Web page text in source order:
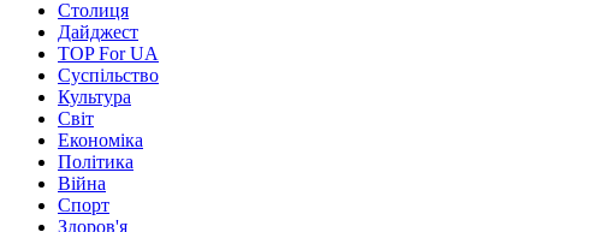
Столиця
Дайджест
TOP For UA
Суспiльство
Культура
Світ
Економіка
Політика
Війна
Спорт
Здоров'я